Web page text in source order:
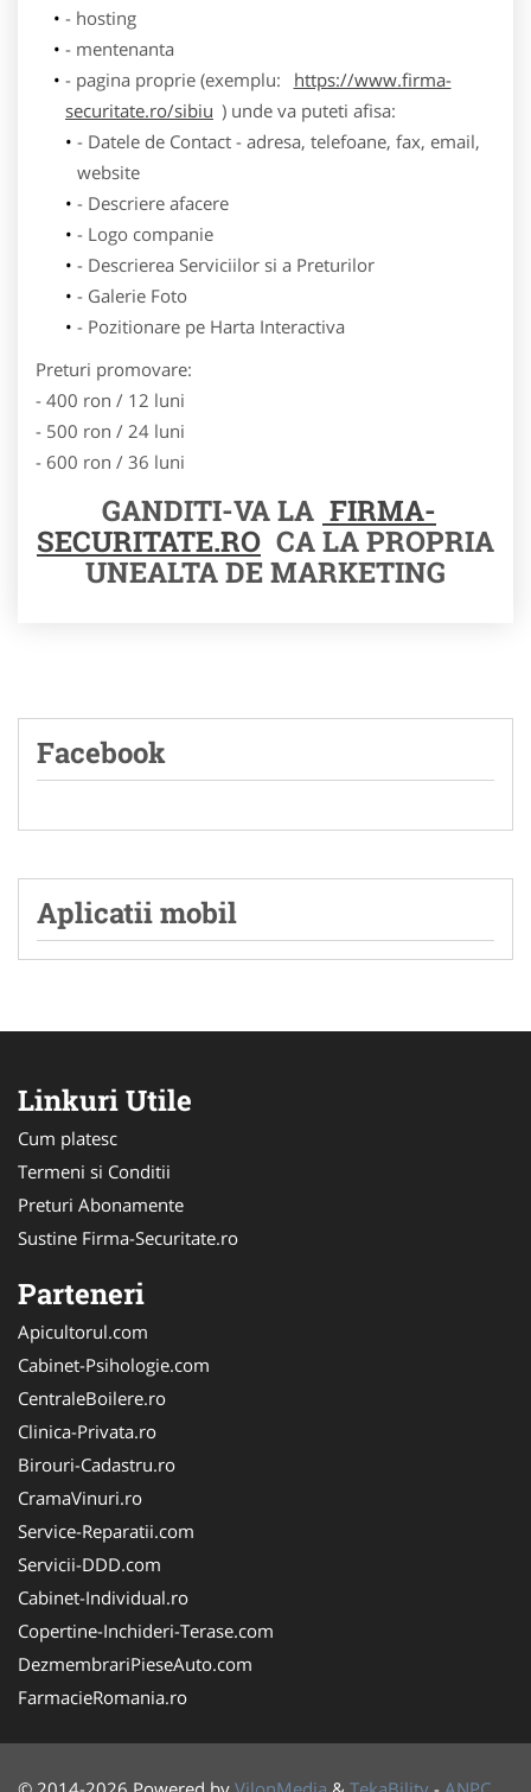
- hosting
- mentenanta
- pagina proprie (exemplu:
https://www.firma-
securitate.ro/sibiu ) unde va puteti afisa:
- Datele de Contact - adresa, telefoane, fax, email,
website
- Descriere afacere
- Logo companie
- Descrierea Serviciilor si a Preturilor
- Galerie Foto
- Pozitionare pe Harta Interactiva
Preturi promovare:
- 400 ron / 12 luni
- 500 ron / 24 luni
- 600 ron / 36 luni
GANDITI-VA LA FIRMA-
SECURITATE.RO CA LA PROPRIA
UNEALTA DE MARKETING
Facebook
Aplicatii mobil
Linkuri Utile
Cum platesc
Termeni si Conditii
Preturi Abonamente
Sustine Firma-Securitate.ro
Parteneri
Apicultorul.com
Cabinet-Psihologie.com
CentraleBoilere.ro
Clinica-Privata.ro
Birouri-Cadastru.ro
CramaVinuri.ro
Service-Reparatii.com
Servicii-DDD.com
Cabinet-Individual.ro
Copertine-Inchideri-Terase.com
DezmembrariPieseAuto.com
FarmacieRomania.ro